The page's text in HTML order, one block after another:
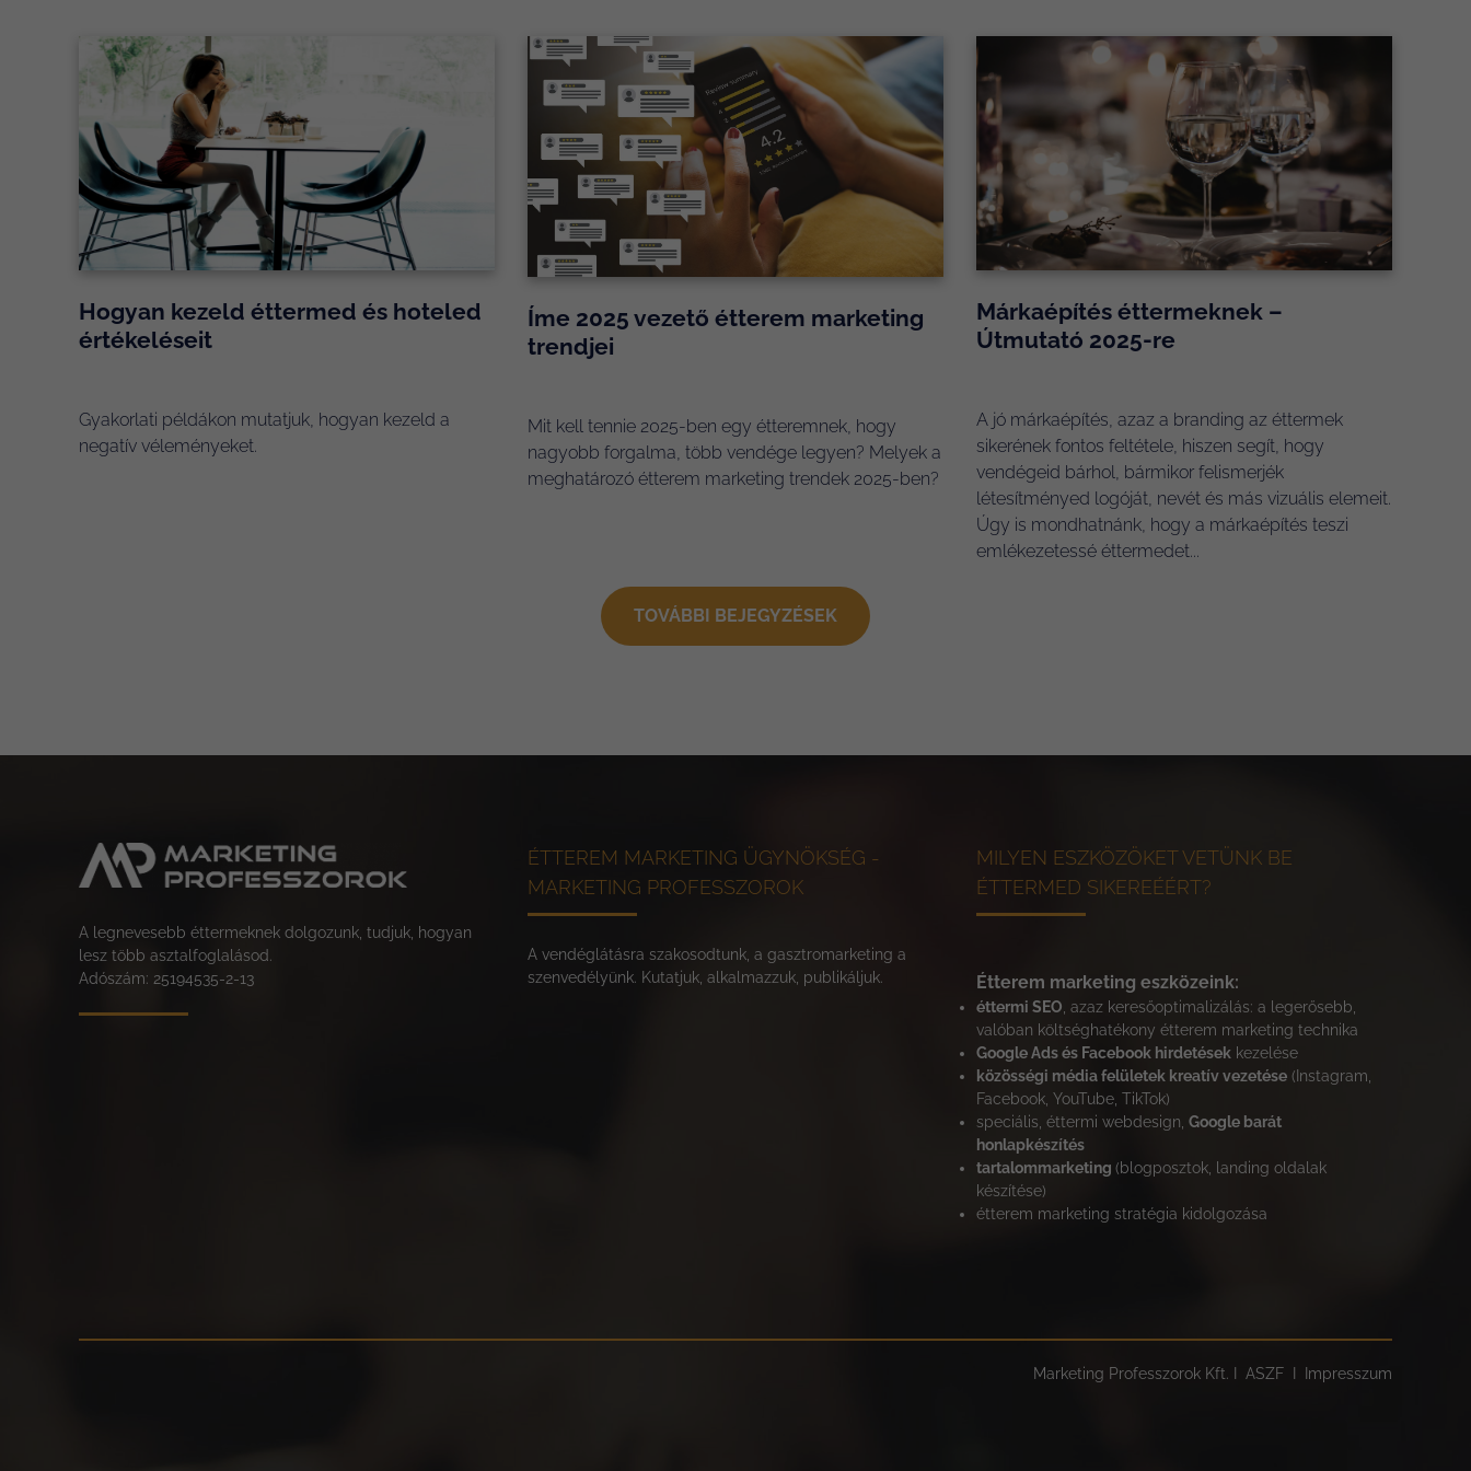
Hogyan kezeld éttermed és hoteled
értékeléseit
Gyakorlati példákon mutatjuk, hogyan kezeld a
negatív véleményeket.
Íme 2025 vezető étterem marketing
trendjei
Mit kell tennie 2025-ben egy étteremnek, hogy
nagyobb forgalma, több vendége legyen? Melyek a
meghatározó étterem marketing trendek 2025-ben?
Márkaépítés éttermeknek –
Útmutató 2025-re
A jó márkaépítés, azaz a branding az éttermek
sikerének fontos feltétele, hiszen segít, hogy
vendégeid bárhol, bármikor felismerjék
létesítményed logóját, nevét és más vizuális elemeit.
Úgy is mondhatnánk, hogy a márkaépítés teszi
emlékezetessé éttermedet...
TOVÁBBI BEJEGYZÉSEK
A legnevesebb éttermeknek dolgozunk, tudjuk, hogyan
lesz több asztalfoglalásod.
Adószám: 25194535-2-13
ÉTTEREM MARKETING ÜGYNÖKSÉG -
MARKETING PROFESSZOROK
A vendéglátásra szakosodtunk, a gasztromarketing a
szenvedélyünk. Kutatjuk, alkalmazzuk, publikáljuk.
MILYEN ESZKÖZÖKET VETÜNK BE
ÉTTERMED SIKEREÉÉRT?
Étterem marketing eszközeink:
éttermi SEO , azaz keresőoptimalizálás: a legerősebb,
valóban költséghatékony étterem marketing technika
Google Ads és Facebook hirdetések kezelése
közösségi média felületek kreatív vezetése (Instagram,
Facebook, YouTube, TikTok)
speciális, éttermi webdesign, Google barát
honlapkészítés
tartalommarketing (blogposztok, landing oldalak
készítése)
étterem marketing stratégia kidolgozása
Marketing Professzorok Kft. I ASZF Impresszum